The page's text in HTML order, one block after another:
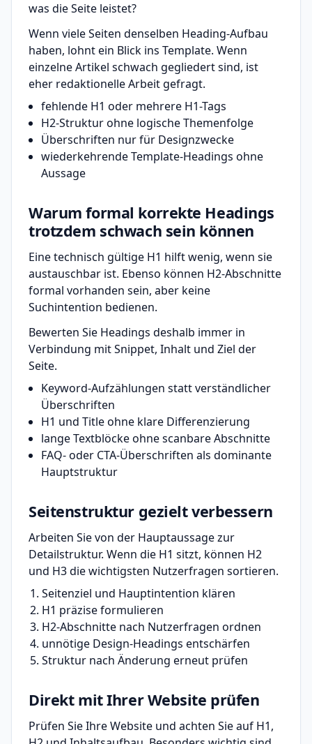
was die Seite leistet?
Wenn viele Seiten denselben Heading-Aufbau
haben, lohnt ein Blick ins Template. Wenn
einzelne Artikel schwach gegliedert sind, ist
eher redaktionelle Arbeit gefragt.
fehlende H1 oder mehrere H1-Tags
H2-Struktur ohne logische Themenfolge
Überschriften nur für Designzwecke
wiederkehrende Template-Headings ohne
Aussage
Warum formal korrekte Headings
trotzdem schwach sein können
Eine technisch gültige H1 hilft wenig, wenn sie
austauschbar ist. Ebenso können H2-Abschnitte
formal vorhanden sein, aber keine
Suchintention bedienen.
Bewerten Sie Headings deshalb immer in
Verbindung mit Snippet, Inhalt und Ziel der
Seite.
Keyword-Aufzählungen statt verständlicher
Überschriften
H1 und Title ohne klare Differenzierung
lange Textblöcke ohne scanbare Abschnitte
FAQ- oder CTA-Überschriften als dominante
Hauptstruktur
Seitenstruktur gezielt verbessern
Arbeiten Sie von der Hauptaussage zur
Detailstruktur. Wenn die H1 sitzt, können H2
und H3 die wichtigsten Nutzerfragen sortieren.
Seitenziel und Hauptintention klären
H1 präzise formulieren
H2-Abschnitte nach Nutzerfragen ordnen
unnötige Design-Headings entschärfen
Struktur nach Änderung erneut prüfen
Direkt mit Ihrer Website prüfen
Prüfen Sie Ihre Website und achten Sie auf H1,